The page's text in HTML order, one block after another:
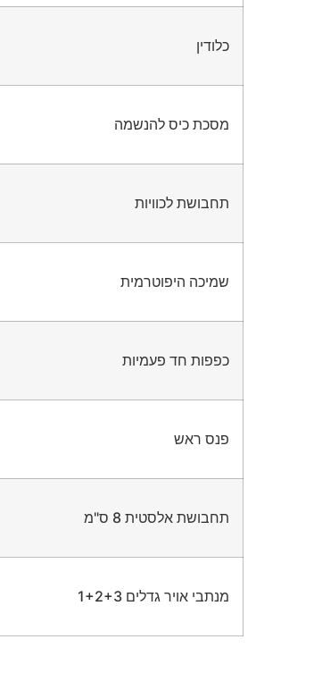
כלודין
מסכת כיס להנשמה
תחבושת לכוויות
שמיכה היפוטרמית
כפפות חד פעמיות
פנס ראש
תחבושת אלסטית 8 ס"מ
מנתבי אויר גדלים 1+2+3